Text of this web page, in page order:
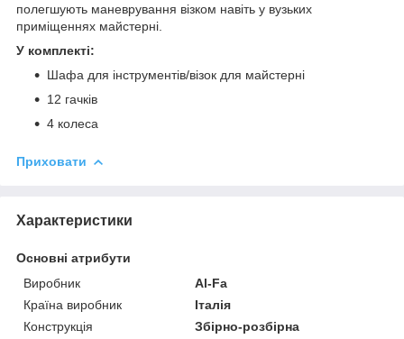
полегшують маневрування візком навіть у вузьких
приміщеннях майстерні.
У комплекті:
Шафа для інструментів/візок для майстерні
12 гачків
4 колеса
Приховати
Характеристики
Основні атрибути
Виробник
Al-Fa
Країна виробник
Італія
Конструкція
Збірно-розбірна